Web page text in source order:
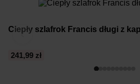
‹
Ciepły szlafrok Francis długi z
241,99 zł